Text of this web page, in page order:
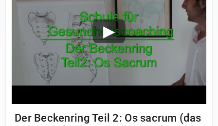
Der Beckenring Teil 2: Os sacrum (das